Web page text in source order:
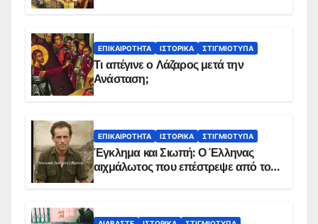
ΕΠΙΚΑΙΡΌΤΗΤΑ ΙΣΤΟΡΙΚΆ ΣΤΙΓΜΙΌΤΥΠΑ
Τι απέγινε ο Λάζαρος μετά την
Ανάσταση;
ΕΠΙΚΑΙΡΌΤΗΤΑ ΙΣΤΟΡΙΚΆ ΣΤΙΓΜΙΌΤΥΠΑ
Έγκλημα και Σιωπή: Ο Έλληνας
αιχμάλωτος που επέστρεψε από το